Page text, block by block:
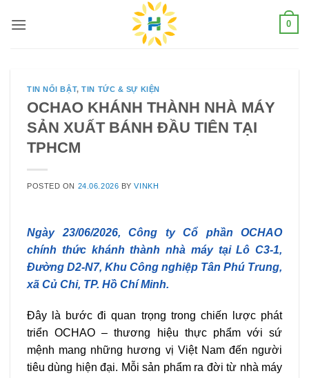
0
TIN NỔI BẬT,TIN TỨC & SỰ KIỆN
OCHAO KHÁNH THÀNH NHÀ MÁY
SẢN XUẤT BÁNH ĐẦU TIÊN TẠI
TPHCM
POSTED ON 24.06.2026 BYVINKH
Ngày 23/06/2026, Công ty Cổ phần OCHAO
chính thức khánh thành nhà máy tại Lô C3-1,
Đường D2-N7, Khu Công nghiệp Tân Phú Trung,
xã Củ Chi, TP. Hồ Chí Minh.
Đây là bước đi quan trọng trong chiến lược phát
triển OCHAO – thương hiệu thực phẩm với sứ
mệnh mang những hương vị Việt Nam đến người
tiêu dùng hiện đại. Mỗi sản phẩm ra đời từ nhà máy